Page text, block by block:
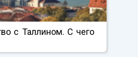
с Таллином. С чего